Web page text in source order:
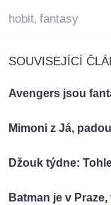
hobit, fantasy
SOUVISEJÍCÍ
Avengers jsou
Mimoni z Já,
Džouk týdne:
Batman je v